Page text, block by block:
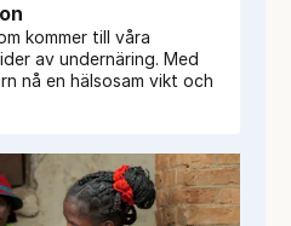
kommer till våra
av undernäring. Med
nå en hälsosam vikt och